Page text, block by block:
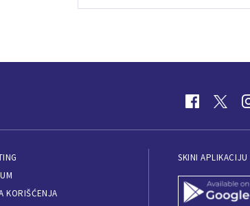
KORIŠĆENJA
SKINI APLIKACIJU